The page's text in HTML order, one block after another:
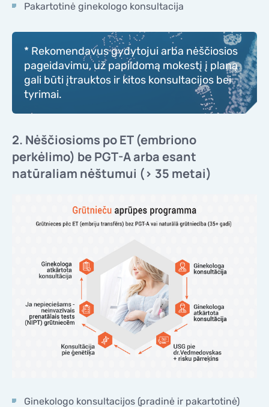
Pakartotinė ginekologo konsultacija
* Rekomendavus gydytojui arba nėščiosios
pageidavimu, už papildomą mokestį į planą
gali būti įtrauktos ir kitos konsultacijos bei
tyrimai.
2. Nėščiosioms po ET (embriono
perkėlimo) be PGT-A arba esant
natūraliam nėštumui (> 35 metai)
Ginekologo konsultacijos (pradinė ir pakartotinė)